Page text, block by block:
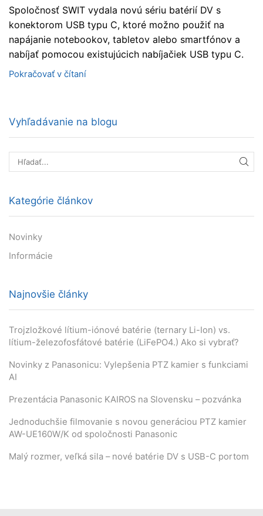
Spoločnosť SWIT vydala novú sériu batérií DV s
konektorom USB typu C, ktoré možno použiť na
napájanie notebookov, tabletov alebo smartfónov a
nabíjať pomocou existujúcich nabíjačiek USB typu C.
Pokračovať v čítaní
Vyhľadávanie na blogu
Kategórie článkov
Novinky
Informácie
Najnovšie články
Trojzložkové lítium-iónové batérie (ternary Li-Ion) vs.
lítium-železofosfátové batérie (LiFePO4.) Ako si vybrať?
Novinky z Panasonicu: Vylepšenia PTZ kamier s funkciami
AI
Prezentácia Panasonic KAIROS na Slovensku – pozvánka
Jednoduchšie filmovanie s novou generáciou PTZ kamier
AW-UE160W/K od spoločnosti Panasonic
Malý rozmer, veľká sila – nové batérie DV s USB-C portom